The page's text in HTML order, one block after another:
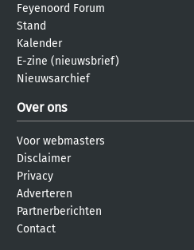
Feyenoord Forum
Stand
Kalender
E-zine (nieuwsbrief)
Nieuwsarchief
Over ons
Voor webmasters
Disclaimer
Privacy
Adverteren
Partnerberichten
Contact